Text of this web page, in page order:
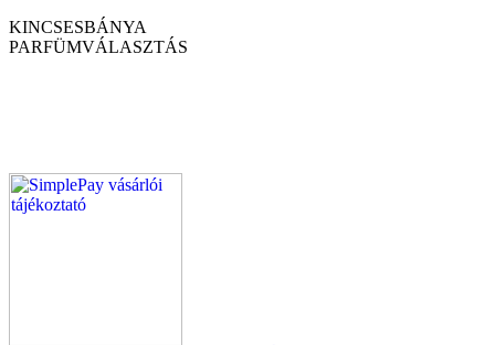
KINCSESBÁNYA
PARFÜMVÁLASZTÁS